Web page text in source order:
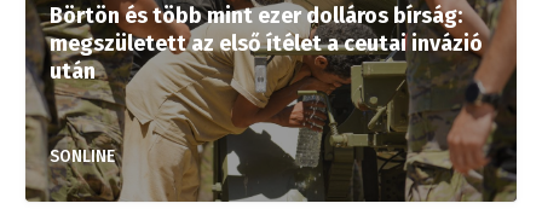
Börtön és több mint ezer dolláros bírság:
megszületett az első ítélet a ceutai invázió
után
SONLINE